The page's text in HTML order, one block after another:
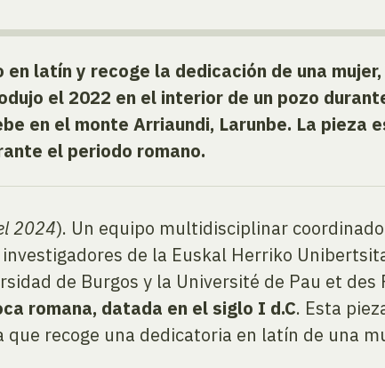
latín y recoge la dedicación de una
el 2022 en el interior de un pozo
en el monte Arriaundi, Larunbe. La pieza
el periodo romano.
2024). Un equipo multidisciplinar
de la Euskal Herriko
de Burgos y la Université de Pau et des
romana, datada en el siglo I d.C. Esta
recoge una dedicatoria en latín de una